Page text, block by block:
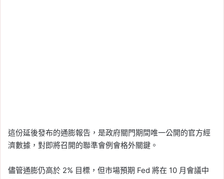
這份延後發布的通膨報告，是政府關門期間唯一公開的官方經
濟數據，對即將召開的聯準會例會格外關鍵。
儘管通膨仍高於 2% 目標，但市場預期 Fed 將在 10 月會議中